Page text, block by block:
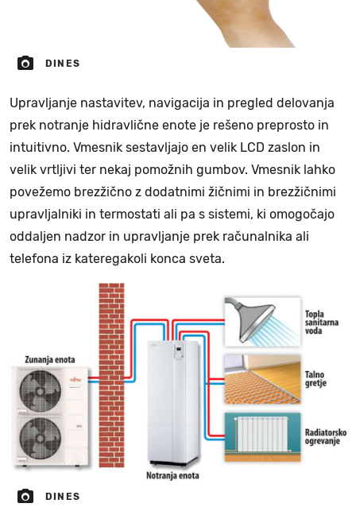
DINES
Upravljanje nastavitev, navigacija in pregled delovanja
prek notranje hidravlične enote je rešeno preprosto in
intuitivno. Vmesnik sestavljajo en velik LCD zaslon in
velik vrtljivi ter nekaj pomožnih gumbov. Vmesnik lahko
povežemo brezžično z dodatnimi žičnimi in brezžičnimi
upravljalniki in termostati ali pa s sistemi, ki omogočajo
oddaljen nadzor in upravljanje prek računalnika ali
telefona iz kateregakoli konca sveta.
DINES